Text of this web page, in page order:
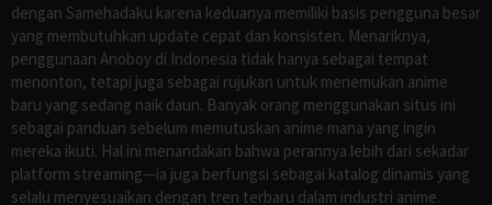
dengan Samehadaku karena keduanya memiliki basis pengguna besar
yang membutuhkan update cepat dan konsisten. Menariknya,
penggunaan Anoboy di Indonesia tidak hanya sebagai tempat
menonton, tetapi juga sebagai rujukan untuk menemukan anime
baru yang sedang naik daun. Banyak orang menggunakan situs ini
sebagai panduan sebelum memutuskan anime mana yang ingin
mereka ikuti. Hal ini menandakan bahwa perannya lebih dari sekadar
platform streaming—ia juga berfungsi sebagai katalog dinamis yang
selalu menyesuaikan dengan tren terbaru dalam industri anime.